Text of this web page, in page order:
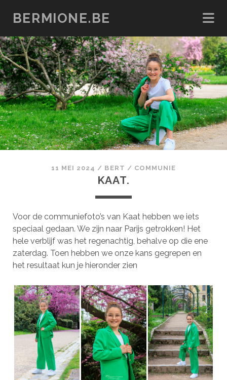
BERMIONE.BE
11 MEI 2024 / BERT / COMMUNIE
KAAT.
Voor de communiefoto’s van Kaat hebben we iets
speciaal gedaan. We zijn naar Parijs getrokken! Het
hele verblijf was het regenachtig, behalve op die ene
zaterdag. Toen hebben we onze kans gegrepen en
het resultaat kun je hieronder zien